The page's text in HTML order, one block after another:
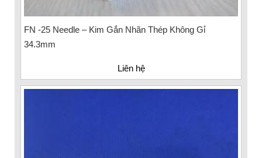
FN -25 Needle – Kim Gắn Nhãn Thép Không Gỉ
34.3mm